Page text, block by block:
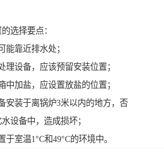
选择要点：
能靠近排水处；
理设备，应该预留安装位置；
中加盐，应设置放盐的位置；
安装于离锅炉3米以内的地方，否
设备中，造成损坏；
室温1°C和49°C的环境中。